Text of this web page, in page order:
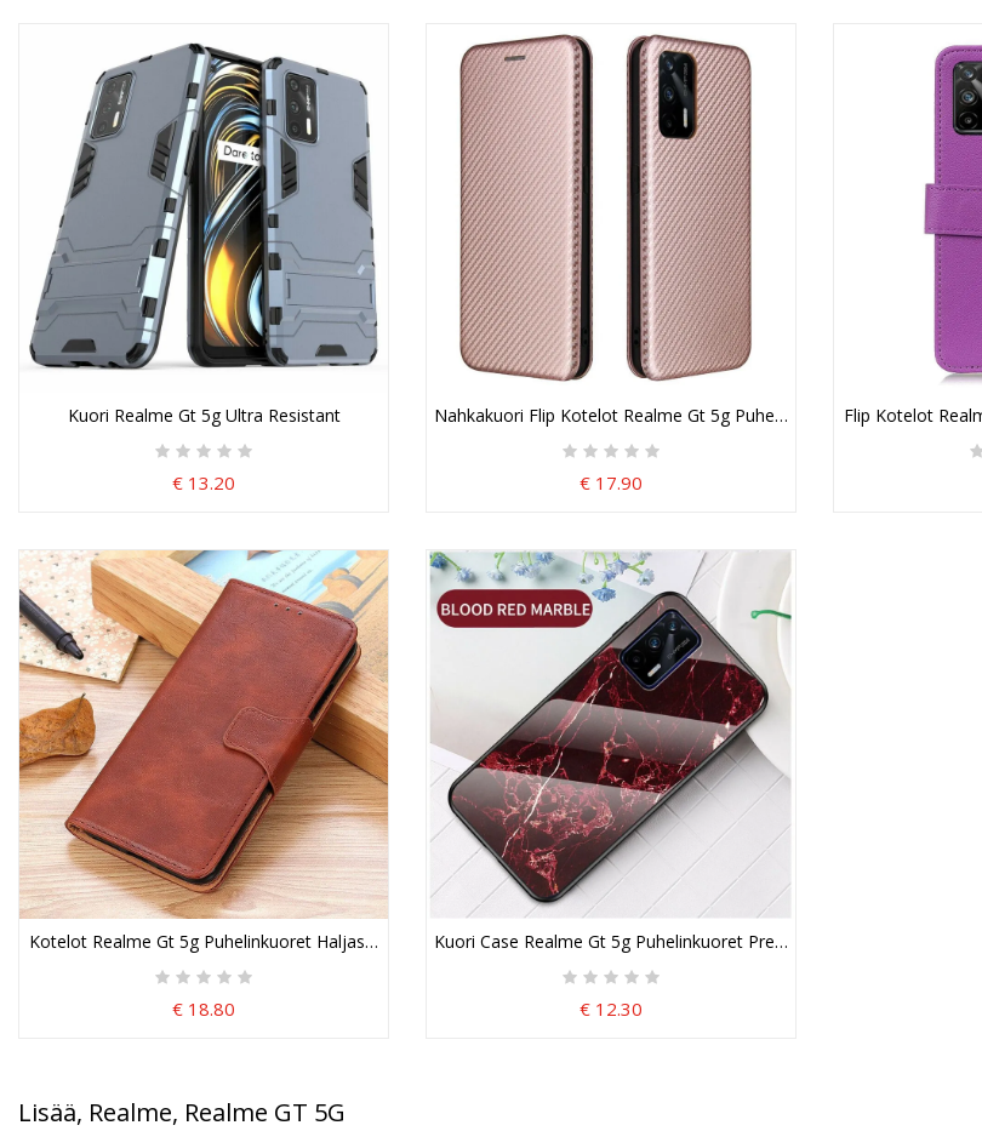
Kuori Realme Gt 5g Ultra Resistant
€ 13.20
Nahkakuori Flip Kotelot Realme Gt 5g Puhelinkuoret Silikonihiili
€ 17.90
Flip Kotelot
Kotelot Realme Gt 5g Puhelinkuoret Haljasnahkainen Käännettävä Lukko
€ 18.80
Kuori Case Realme Gt 5g Puhelinkuoret Premium Colors Karkaistu Lasi
€ 12.30
Lisää, Realme, Realme GT 5G